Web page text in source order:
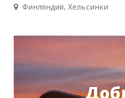
Финляндия, Хельсинки